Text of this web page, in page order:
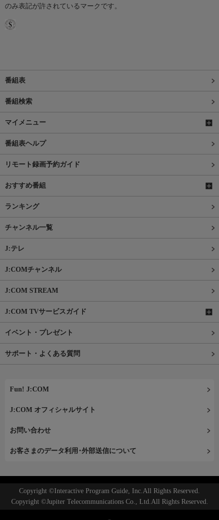
のみ表記が許されているマークです。
番組表
番組検索
マイメニュー
番組表ヘルプ
リモート録画予約ガイド
おすすめ番組
ランキング
チャンネル一覧
J:テレ
J:COMチャンネル
J:COM STREAM
J:COM TVサービスガイド
イベント・プレゼント
サポート・よくある質問
Fun! J:COM
J:COM オフィシャルサイト
お問い合わせ
お客さまのデータ利用･外部送信について
Copyright ©Interactive Program Guide, Inc.All Rights Reserved.
Copyright ©Jupiter Telecommunications Co., Ltd.All Rights Reserved.